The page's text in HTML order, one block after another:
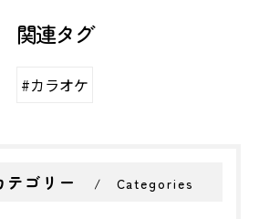
関連タグ
#カラオケ
テゴリー Categories